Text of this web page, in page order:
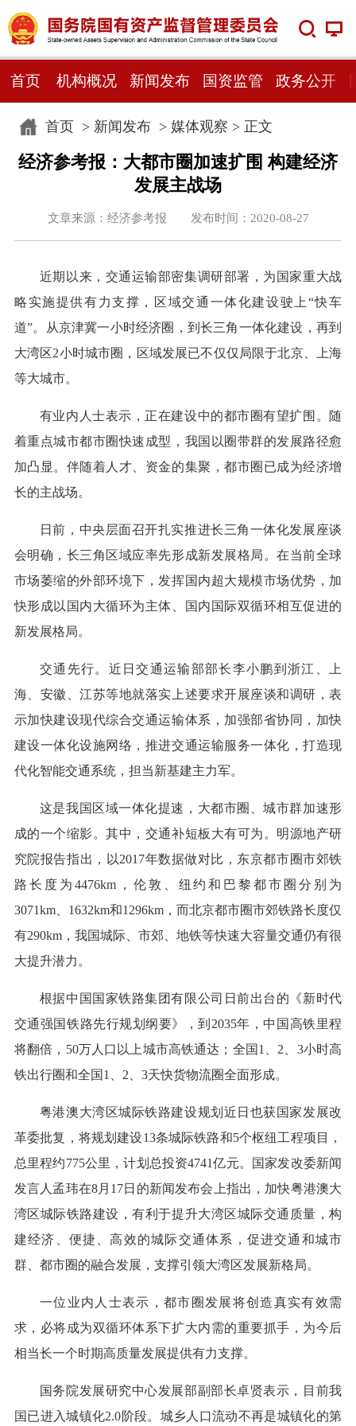
首页 机构概况 新闻发布 国资监管 政务公开
首页> 新闻发布> 媒体观察 > 正文
经济参考报：大都市圈加速扩围 构建经济
发展主战场
文章来源：经济参考报 发布时间：2020-08-27
近期以来，交通运输部密集调研部署，为国家重大战
略实施提供有力支撑，区域交通一体化建设驶上“快车
道”。从京津冀一小时经济圈，到长三角一体化建设，再到
大湾区2小时城市圈，区域发展已不仅仅局限于北京、上海
等大城市。
有业内人士表示，正在建设中的都市圈有望扩围。随
着重点城市都市圈快速成型，我国以圈带群的发展路径愈
加凸显。伴随着人才、资金的集聚，都市圈已成为经济增
长的主战场。
日前，中央层面召开扎实推进长三角一体化发展座谈
会明确，长三角区域应率先形成新发展格局。在当前全球
市场萎缩的外部环境下，发挥国内超大规模市场优势，加
快形成以国内大循环为主体、国内国际双循环相互促进的
新发展格局。
交通先行。近日交通运输部部长李小鹏到浙江、上
海、安徽、江苏等地就落实上述要求开展座谈和调研，表
示加快建设现代综合交通运输体系，加强部省协同，加快
建设一体化设施网络，推进交通运输服务一体化，打造现
代化智能交通系统，担当新基建主力军。
这是我国区域一体化提速，大都市圈、城市群加速形
成的一个缩影。其中，交通补短板大有可为。明源地产研
究院报告指出，以2017年数据做对比，东京都市圈市郊铁
路长度为4476km，伦敦、纽约和巴黎都市圈分别为
3071km、1632km和1296km，而北京都市圈市郊铁路长度仅
有290km，我国城际、市郊、地铁等快速大容量交通仍有很
大提升潜力。
根据中国国家铁路集团有限公司日前出台的《新时代
交通强国铁路先行规划纲要》，到2035年，中国高铁里程
将翻倍，50万人口以上城市高铁通达；全国1、2、3小时高
铁出行圈和全国1、2、3天快货物流圈全面形成。
粤港澳大湾区城际铁路建设规划近日也获国家发展改
革委批复，将规划建设13条城际铁路和5个枢纽工程项目，
总里程约775公里，计划总投资4741亿元。国家发改委新闻
发言人孟玮在8月17日的新闻发布会上指出，加快粤港澳大
湾区城际铁路建设，有利于提升大湾区城际交通质量，构
建经济、便捷、高效的城际交通体系，促进交通和城市
群、都市圈的融合发展，支撑引领大湾区发展新格局。
一位业内人士表示，都市圈发展将创造真实有效需
求，必将成为双循环体系下扩大内需的重要抓手，为今后
相当长一个时期高质量发展提供有力支撑。
国务院发展研究中心发展部副部长卓贤表示，目前我
国已进入城镇化2.0阶段。城乡人口流动不再是城镇化的第